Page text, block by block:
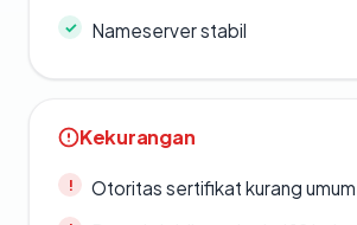
Nameserver stabil
Kekurangan
Otoritas sertifikat kurang umum